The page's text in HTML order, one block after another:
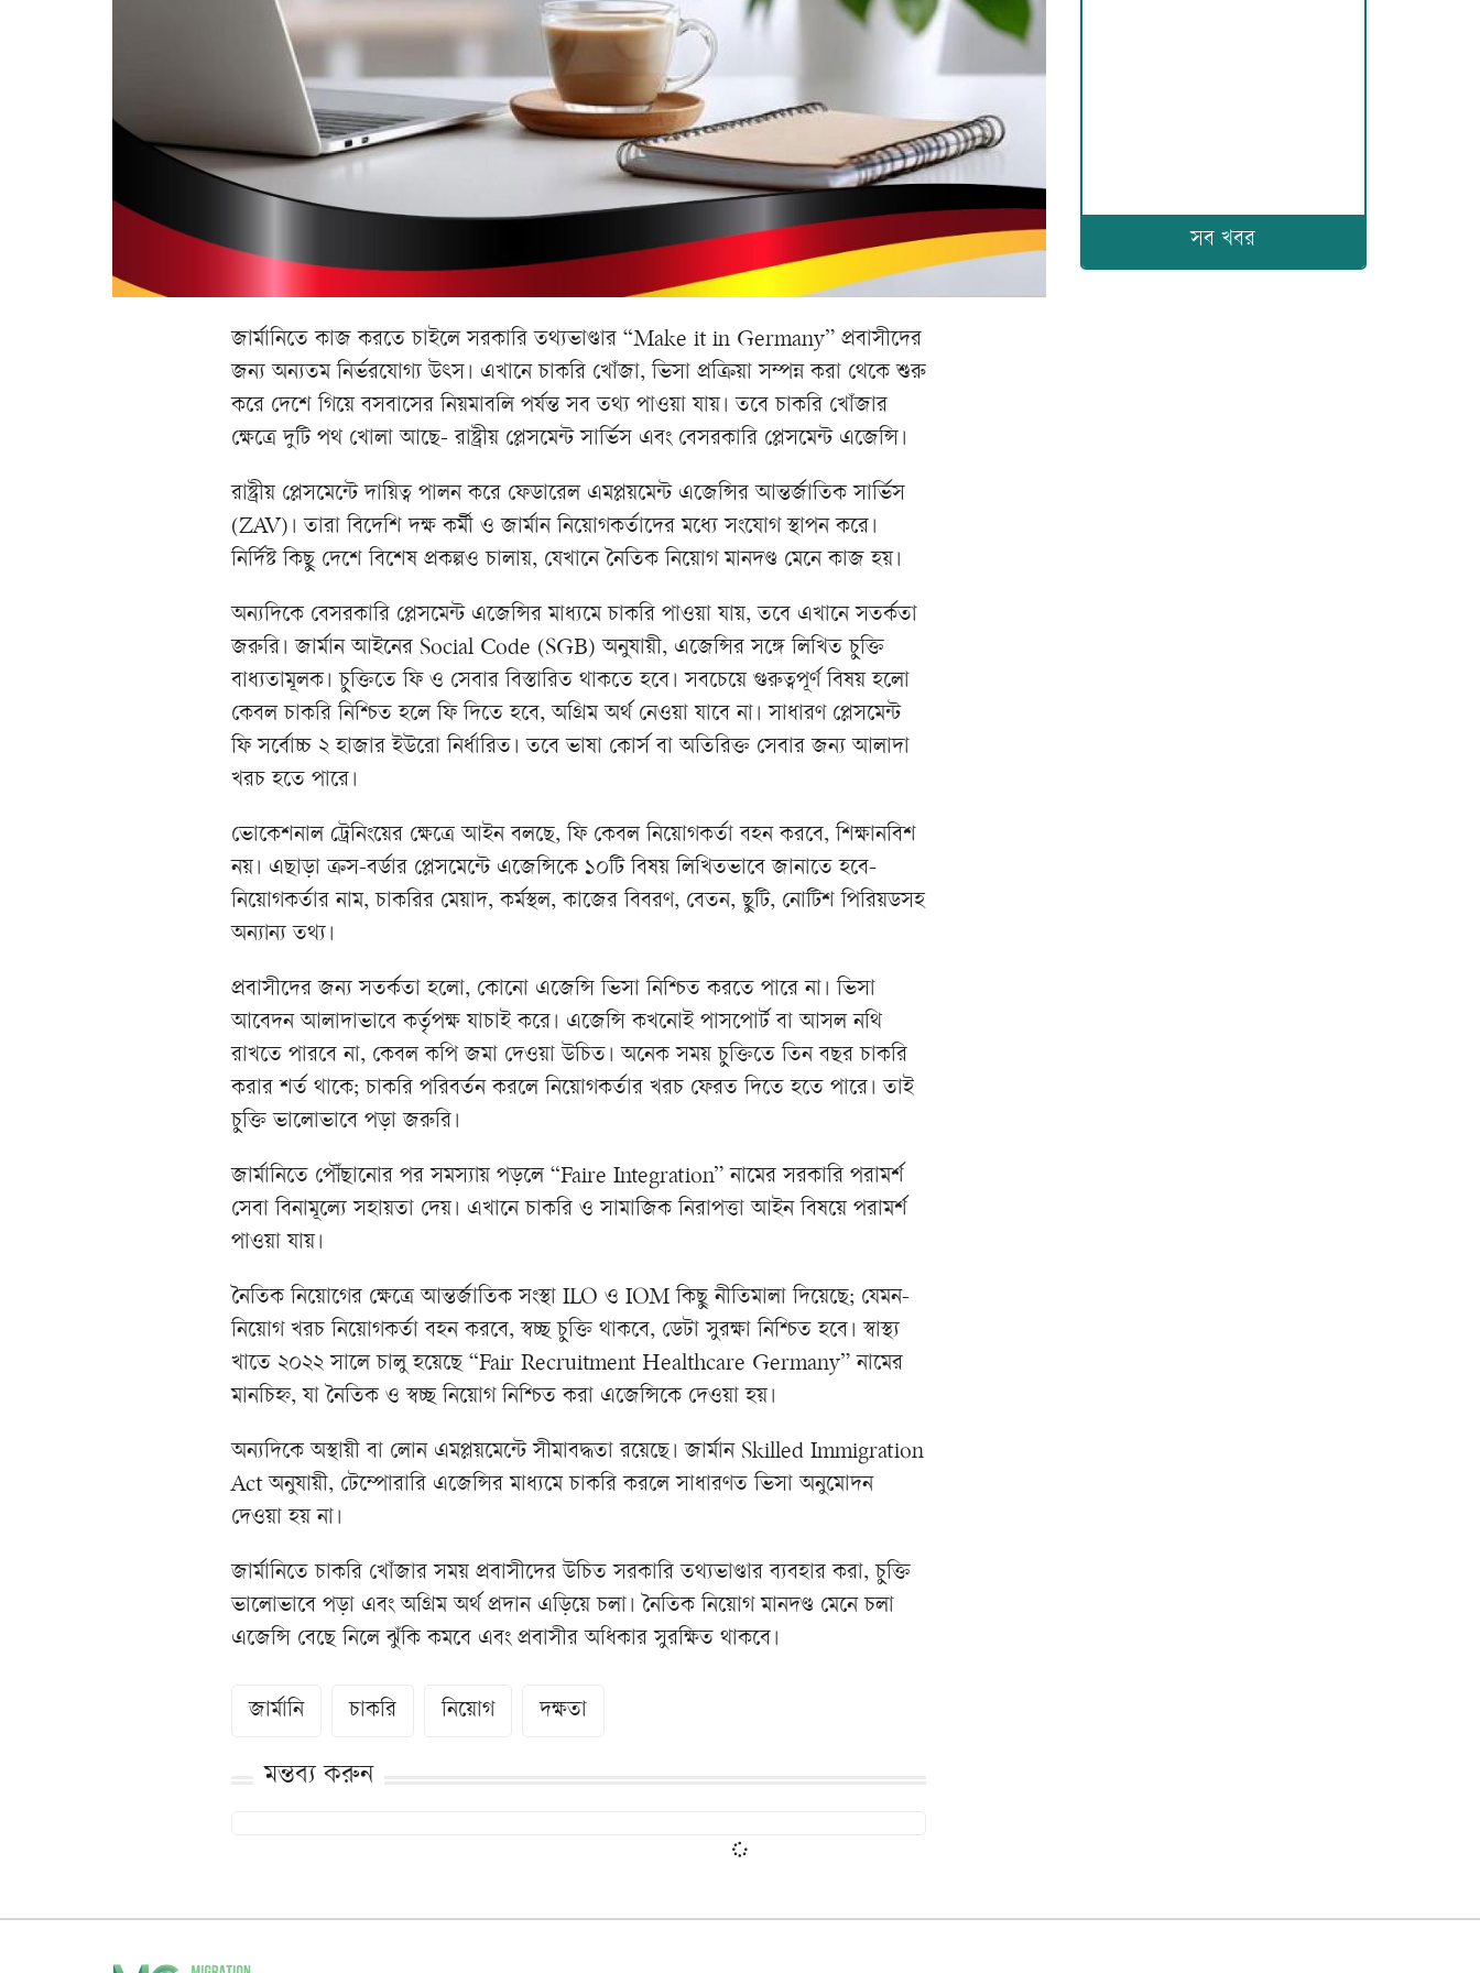
জার্মানিতে কাজ করতে চাইলে সরকারি তথ্যভাণ্ডার “Make it in Germany” প্রবাসীদের
জন্য অন্যতম নির্ভরযোগ্য উৎস। এখানে চাকরি খোঁজা, ভিসা প্রক্রিয়া সম্পন্ন করা থেকে শুরু
করে দেশে গিয়ে বসবাসের নিয়মাবলি পর্যন্ত সব তথ্য পাওয়া যায়। তবে চাকরি খোঁজার
ক্ষেত্রে দুটি পথ খোলা আছে- রাষ্ট্রীয় প্লেসমেন্ট সার্ভিস এবং বেসরকারি প্লেসমেন্ট এজেন্সি।
রাষ্ট্রীয় প্লেসমেন্টে দায়িত্ব পালন করে ফেডারেল এমপ্লয়মেন্ট এজেন্সির আন্তর্জাতিক সার্ভিস
(ZAV)। তারা বিদেশি দক্ষ কর্মী ও জার্মান নিয়োগকর্তাদের মধ্যে সংযোগ স্থাপন করে।
নির্দিষ্ট কিছু দেশে বিশেষ প্রকল্পও চালায়, যেখানে নৈতিক নিয়োগ মানদণ্ড মেনে কাজ হয়।
অন্যদিকে বেসরকারি প্লেসমেন্ট এজেন্সির মাধ্যমে চাকরি পাওয়া যায়, তবে এখানে সতর্কতা
জরুরি। জার্মান আইনের Social Code (SGB) অনুযায়ী, এজেন্সির সঙ্গে লিখিত চুক্তি
বাধ্যতামূলক। চুক্তিতে ফি ও সেবার বিস্তারিত থাকতে হবে। সবচেয়ে গুরুত্বপূর্ণ বিষয় হলো
কেবল চাকরি নিশ্চিত হলে ফি দিতে হবে, অগ্রিম অর্থ নেওয়া যাবে না। সাধারণ প্লেসমেন্ট
ফি সর্বোচ্চ ২ হাজার ইউরো নির্ধারিত। তবে ভাষা কোর্স বা অতিরিক্ত সেবার জন্য আলাদা
খরচ হতে পারে।
ভোকেশনাল ট্রেনিংয়ের ক্ষেত্রে আইন বলছে, ফি কেবল নিয়োগকর্তা বহন করবে, শিক্ষানবিশ
নয়। এছাড়া ক্রস-বর্ডার প্লেসমেন্টে এজেন্সিকে ১০টি বিষয় লিখিতভাবে জানাতে হবে-
নিয়োগকর্তার নাম, চাকরির মেয়াদ, কর্মস্থল, কাজের বিবরণ, বেতন, ছুটি, নোটিশ পিরিয়ডসহ
অন্যান্য তথ্য।
প্রবাসীদের জন্য সতর্কতা হলো, কোনো এজেন্সি ভিসা নিশ্চিত করতে পারে না। ভিসা
আবেদন আলাদাভাবে কর্তৃপক্ষ যাচাই করে। এজেন্সি কখনোই পাসপোর্ট বা আসল নথি
রাখতে পারবে না, কেবল কপি জমা দেওয়া উচিত। অনেক সময় চুক্তিতে তিন বছর চাকরি
করার শর্ত থাকে; চাকরি পরিবর্তন করলে নিয়োগকর্তার খরচ ফেরত দিতে হতে পারে। তাই
চুক্তি ভালোভাবে পড়া জরুরি।
জার্মানিতে পৌঁছানোর পর সমস্যায় পড়লে “Faire Integration” নামের সরকারি পরামর্শ
সেবা বিনামূল্যে সহায়তা দেয়। এখানে চাকরি ও সামাজিক নিরাপত্তা আইন বিষয়ে পরামর্শ
পাওয়া যায়।
নৈতিক নিয়োগের ক্ষেত্রে আন্তর্জাতিক সংস্থা ILO ও IOM কিছু নীতিমালা দিয়েছে; যেমন-
নিয়োগ খরচ নিয়োগকর্তা বহন করবে, স্বচ্ছ চুক্তি থাকবে, ডেটা সুরক্ষা নিশ্চিত হবে। স্বাস্থ্য
খাতে ২০২২ সালে চালু হয়েছে “Fair Recruitment Healthcare Germany” নামের
মানচিহ্ন, যা নৈতিক ও স্বচ্ছ নিয়োগ নিশ্চিত করা এজেন্সিকে দেওয়া হয়।
অন্যদিকে অস্থায়ী বা লোন এমপ্লয়মেন্টে সীমাবদ্ধতা রয়েছে। জার্মান Skilled Immigration
Act অনুযায়ী, টেম্পোরারি এজেন্সির মাধ্যমে চাকরি করলে সাধারণত ভিসা অনুমোদন
দেওয়া হয় না।
জার্মানিতে চাকরি খোঁজার সময় প্রবাসীদের উচিত সরকারি তথ্যভাণ্ডার ব্যবহার করা, চুক্তি
ভালোভাবে পড়া এবং অগ্রিম অর্থ প্রদান এড়িয়ে চলা। নৈতিক নিয়োগ মানদণ্ড মেনে চলা
এজেন্সি বেছে নিলে ঝুঁকি কমবে এবং প্রবাসীর অধিকার সুরক্ষিত থাকবে।
জার্মানি চাকরি নিয়োগ দক্ষতা
মন্তব্য করুন
সব খবর